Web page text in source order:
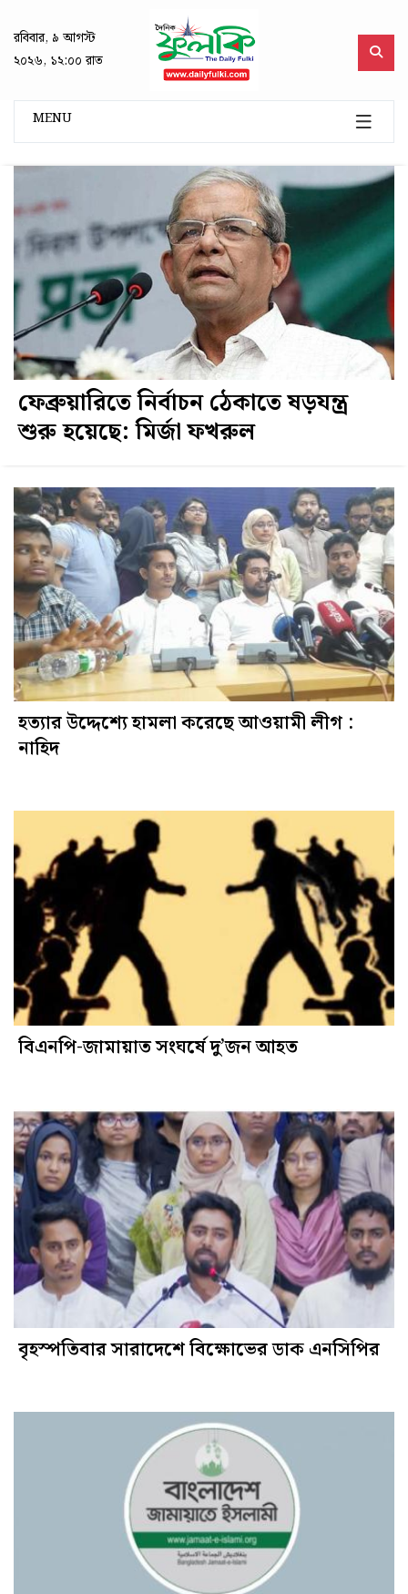
রবিবার, ৯ আগস্ট
২০২৬, ১২:০০ রাত
MENU
ফেব্রুয়ারিতে নির্বাচন ঠেকাতে ষড়যন্ত্র
শুরু হয়েছে: মির্জা ফখরুল
হত্যার উদ্দেশ্যে হামলা করেছে আওয়ামী লীগ :
নাহিদ
বিএনপি-জামায়াত সংঘর্ষে দু’জন আহত
বৃহস্পতিবার সারাদেশে বিক্ষোভের ডাক এনসিপির